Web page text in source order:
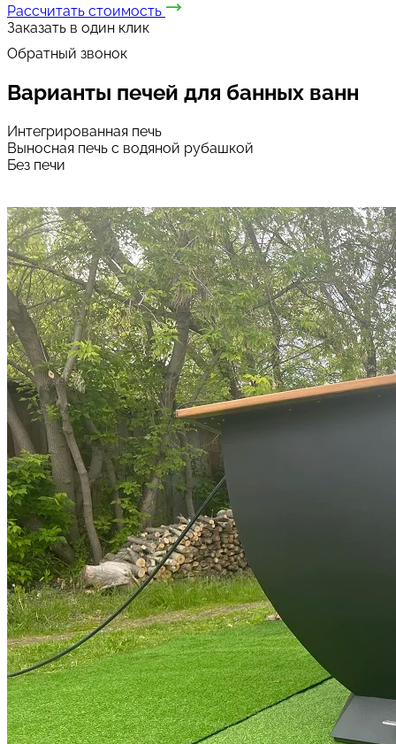
Рассчитать стоимость
Заказать в один клик
Обратный звонок
Варианты печей для банных ванн
Интегрированная печь
Выносная печь с водяной рубашкой
Без печи